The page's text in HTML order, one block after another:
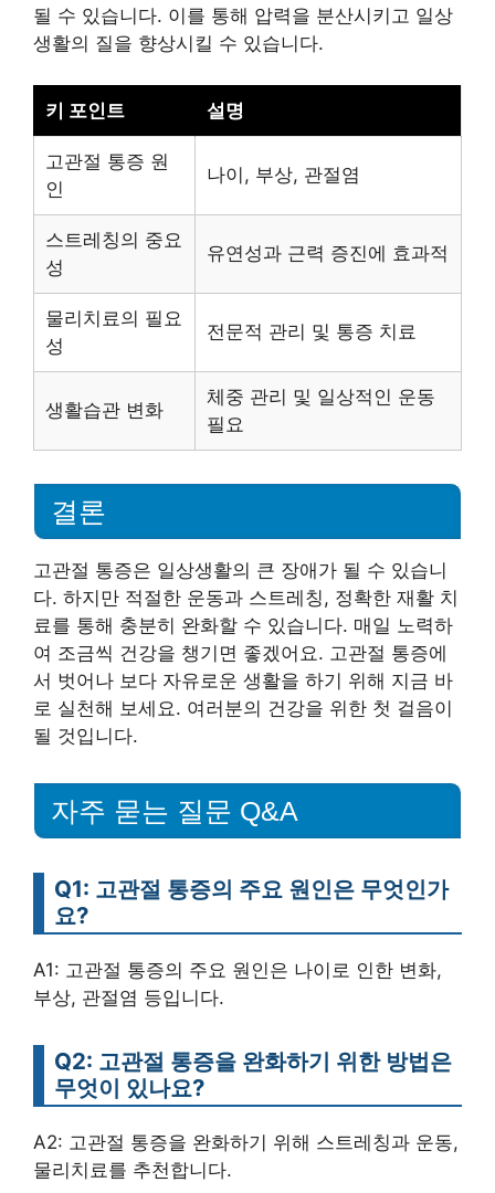
될 수 있습니다. 이를 통해 압력을 분산시키고 일상
생활의 질을 향상시킬 수 있습니다.
키 포인트 설명
고관절 통증 원
인
나이, 부상, 관절염
스트레칭의 중요
성
유연성과 근력 증진에 효과적
물리치료의 필요
성
전문적 관리 및 통증 치료
생활습관 변화
체중 관리 및 일상적인 운동
필요
결론
고관절 통증은 일상생활의 큰 장애가 될 수 있습니
다. 하지만 적절한 운동과 스트레칭, 정확한 재활 치
료를 통해 충분히 완화할 수 있습니다. 매일 노력하
여 조금씩 건강을 챙기면 좋겠어요. 고관절 통증에
서 벗어나 보다 자유로운 생활을 하기 위해 지금 바
로 실천해 보세요. 여러분의 건강을 위한 첫 걸음이
될 것입니다.
자주 묻는 질문 Q&A
Q1: 고관절 통증의 주요 원인은 무엇인가
요?
A1: 고관절 통증의 주요 원인은 나이로 인한 변화,
부상, 관절염 등입니다.
Q2: 고관절 통증을 완화하기 위한 방법은
무엇이 있나요?
A2: 고관절 통증을 완화하기 위해 스트레칭과 운동,
물리치료를 추천합니다.